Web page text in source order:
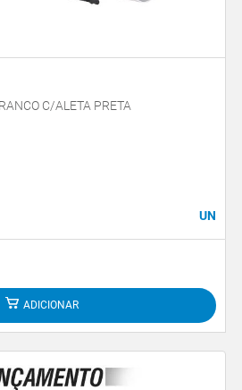
C/ALETA PRETA
UN
ADICIONAR